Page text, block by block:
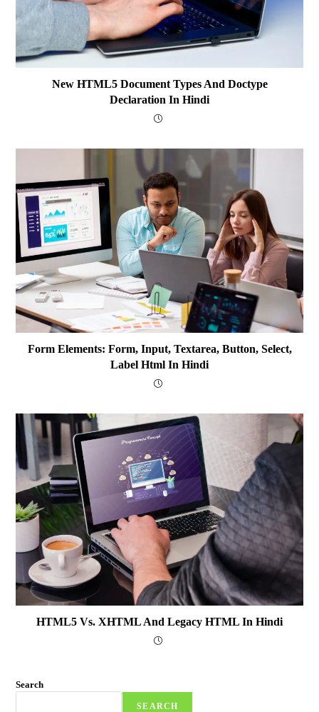
New HTML5 Document Types And Doctype
Declaration In Hindi
Form Elements: Form, Input, Textarea, Button, Select,
Label Html In Hindi
HTML5 Vs. XHTML And Legacy HTML In Hindi
Search
SEARCH